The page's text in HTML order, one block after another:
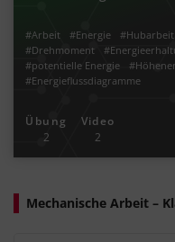
#Arbeit #Energie #Hubarbeit
#Drehmoment
#potentielle Energie
#Energieflussdiagramme
Übung
2
Video
2
Mechanische Arbeit –